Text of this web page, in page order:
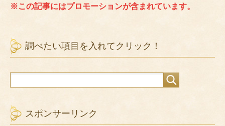
※この記事にはプロモーションが含まれています。
調べたい項目を入れてクリック！
スポンサーリンク